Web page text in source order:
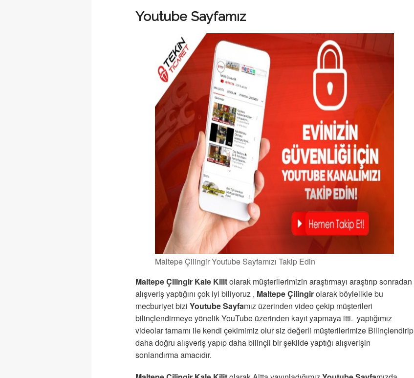
Youtube Sayfamız
Maltepe Çilingir Youtube Sayfamızı Takip Edin
Maltepe Çilingir Kale Kilitolarak müşterilerimizin araştırmayı araştırıp sonradan
alışveriş yaptığını çok iyi biliyoruz , Maltepe Çilingirolarak böylelikle bu
mecburiyet bizi Youtube Sayfamız üzerinden video çekip müşterileri
bilinçlendirmeye yönelik YouTube üzerinden kayıt yapmaya itti. yaptığımız
videolar tamamı ile kendi çekimimiz olur siz değerli müşterilerimize Bilinçlendirip
daha doğru alışveriş yapıp daha bilinçli bir şekilde yaptığı alışverişin
sonlandırma amacıdır.